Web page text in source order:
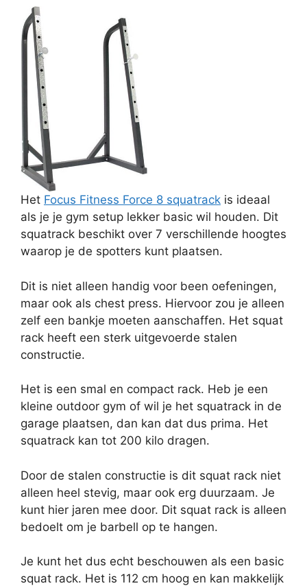
Het Focus Fitness Force 8 squatrack is ideaal
als je je gym setup lekker basic wil houden. Dit
squatrack beschikt over 7 verschillende hoogtes
waarop je de spotters kunt plaatsen.
Dit is niet alleen handig voor been oefeningen,
maar ook als chest press. Hiervoor zou je alleen
zelf een bankje moeten aanschaffen. Het squat
rack heeft een sterk uitgevoerde stalen
constructie.
Het is een smal en compact rack. Heb je een
kleine outdoor gym of wil je het squatrack in de
garage plaatsen, dan kan dat dus prima. Het
squatrack kan tot 200 kilo dragen.
Door de stalen constructie is dit squat rack niet
alleen heel stevig, maar ook erg duurzaam. Je
kunt hier jaren mee door. Dit squat rack is alleen
bedoelt om je barbell op te hangen.
Je kunt het dus echt beschouwen als een basic
squat rack. Het is 112 cm hoog en kan makkelijk